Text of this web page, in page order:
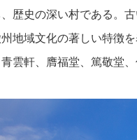
歴史の深い村である。
地域文化の著しい特徴
雲軒、膺福堂、篤敬堂